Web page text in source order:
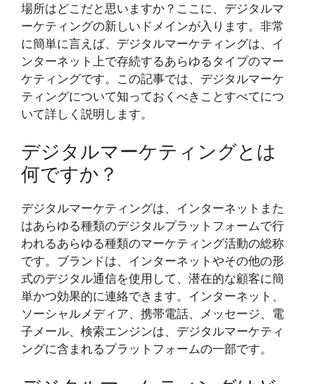
場所はどこだと思いますか？ここに、デジタルマ
ーケティングの新しいドメインが入ります。非常
に簡単に言えば、デジタルマーケティングは、イ
ンターネット上で存続するあらゆるタイプのマー
ケティングです。この記事では、デジタルマーケ
ティングについて知っておくべきことすべてにつ
いて詳しく説明します。
デジタルマーケティングとは
何ですか？
デジタルマーケティングは、インターネットまた
はあらゆる種類のデジタルプラットフォームで行
われるあらゆる種類のマーケティング活動の総称
です。ブランドは、インターネットやその他の形
式のデジタル通信を使用して、潜在的な顧客に簡
単かつ効果的に連絡できます。インターネット、
ソーシャルメディア、携帯電話、メッセージ、電
子メール、検索エンジンは、デジタルマーケティ
ングに含まれるプラットフォームの一部です。